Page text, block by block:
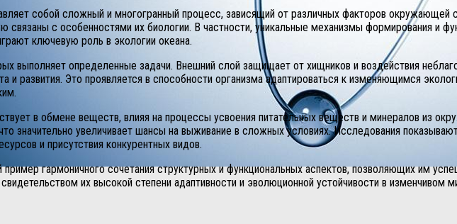
собой сложный и многогранный процесс, зависящий от различных факторов окружающей
связаны с особенностями их биологии. В частности, уникальные механизмы формирования и
ключевую роль в экологии океана.
выполняет определенные задачи. Внешний слой защищает от хищников и воздействия
и развития. Это проявляется в способности организма адаптироваться к изменяющимся
в обмене веществ, влияя на процессы усвоения питательных веществ и минералов из
значительно увеличивает шансы на выживание в сложных условиях. Исследования
и присутствия конкурентных видов.
гармоничного сочетания структурных и функциональных аспектов, позволяющих им
их высокой степени адаптивности и эволюционной устойчивости в изменчивом